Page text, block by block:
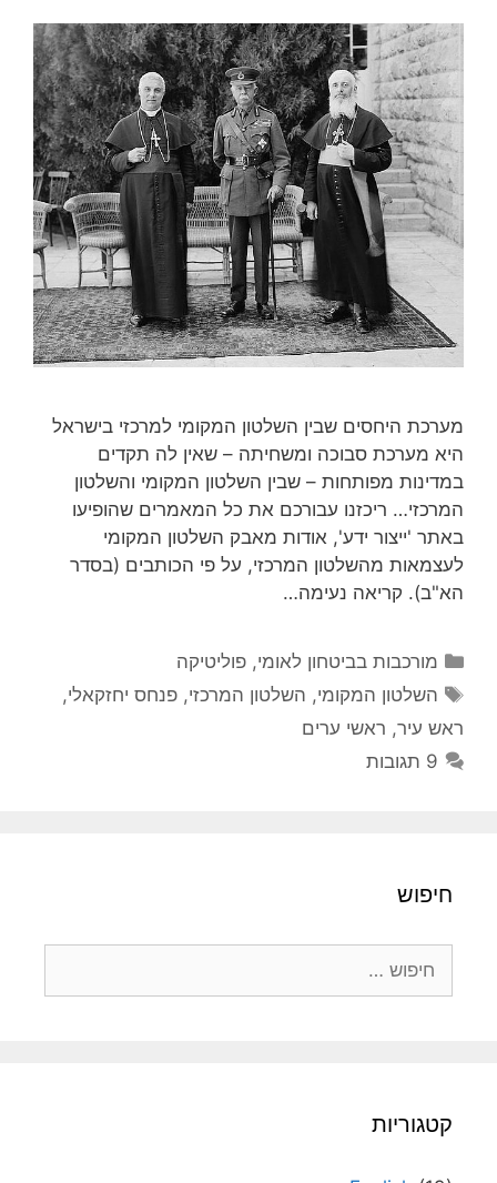
מערכת היחסים שבין השלטון המקומי למרכזי בישראל
היא מערכת סבוכה ומשחיתה – שאין לה תקדים
במדינות מפותחות – שבין השלטון המקומי והשלטון
המרכזי… ריכזנו עבורכם את כל המאמרים שהופיעו
באתר 'ייצור ידע', אודות מאבק השלטון המקומי
לעצמאות מהשלטון המרכזי, על פי הכותבים (בסדר
הא"ב). קריאה נעימה…
קטגוריות
מורכבות בביטחון לאומי,פוליטיקה
תגיות
השלטון המקומי, השלטון המרכזי,פנחס יחזקאלי,
ראש עיר, ראשי ערים
9 תגובות
חיפוש
קטגוריות